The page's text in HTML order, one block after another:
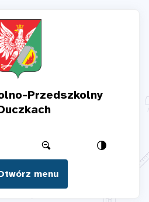
Przedszkolny
menu